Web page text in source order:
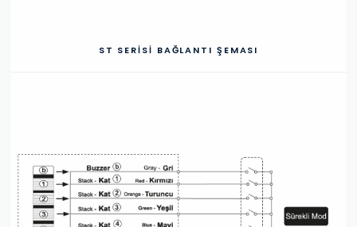
ST SERISI BAĞLANTI ŞEMASI